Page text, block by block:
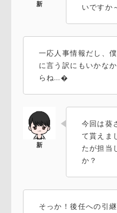
いですか
一応人事情報だし、
に言う訳にもいかな
らね…�
今回は葵
て貰えま
たが担当
か？
そっか！後任への引